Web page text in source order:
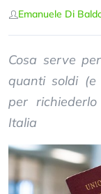
Emanuele Di
Cosa serve
quanti soldi (e
per
Italia